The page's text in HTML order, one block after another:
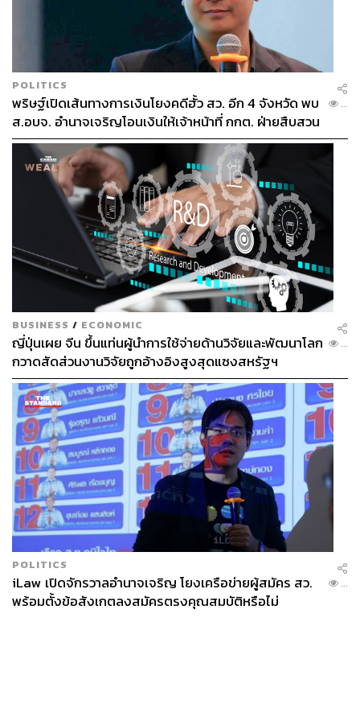
POLITICS
พริษฐ์เปิดเส้นทางการเงินโยงคดีฮั้ว สว. อีก 4 จังหวัด พบ
ส.อบจ. อำนาจเจริญโอนเงินให้เจ้าหน้าที่ กกต. ฝ่ายสืบสวน
...
BUSINESS / ECONOMIC
ญี่ปุ่นเผย จีน ขึ้นแท่นผู้นำการใช้จ่ายด้านวิจัยและพัฒนาโลก
กวาดสัดส่วนงานวิจัยถูกอ้างอิงสูงสุดแซงสหรัฐฯ
...
POLITICS
iLaw เปิดจักรวาลอำนาจเจริญ โยงเครือข่ายผู้สมัคร สว.
พร้อมตั้งข้อสังเกตลงสมัครตรงคุณสมบัติหรือไม่
...